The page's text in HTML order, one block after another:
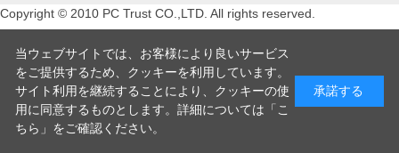
Copyright © 2010 PC Trust CO.,LTD. All rights reserved.
当ウェブサイトでは、お客様により良いサービス
をご提供するため、クッキーを利用しています。
サイト利用を継続することにより、クッキーの使
用に同意するものとします。詳細については「 こ
ちら 」をご確認ください。
承諾する